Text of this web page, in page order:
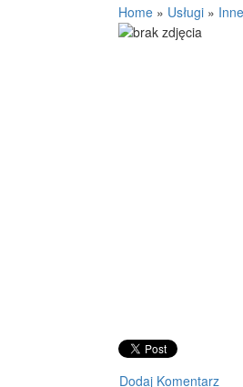
Home » Usługi »
Dodaj Komentarz